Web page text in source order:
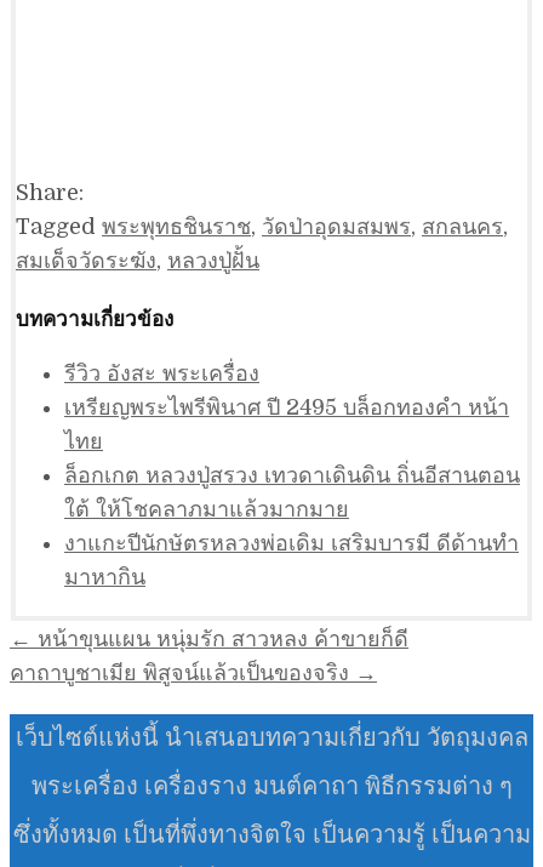
Share:
Tagged พระพุทธชินราช, วัดป่าอุดมสมพร, สกลนคร,
สมเด็จวัดระฆัง, หลวงปู่ฝั้น
บทความเกี่ยวข้อง
รีวิว อังสะ พระเครื่อง
เหรียญพระไพรีพินาศ ปี 2495 บล็อกทองคำ หน้า
ไทย
ล็อกเกต หลวงปู่สรวง เทวดาเดินดิน ถิ่นอีสานตอน
ใต้ ให้โชคลาภมาแล้วมากมาย
งาแกะปีนักษัตรหลวงพ่อเดิม เสริมบารมี ดีด้านทำ
มาหากิน
แนะแนว
เรื่อง
← หน้าขุนแผน หนุ่มรัก สาวหลง ค้าขายก็ดี
คาถาบูชาเมีย พิสูจน์แล้วเป็นของจริง →
เว็บไซต์แห่งนี้ นำเสนอบทความเกี่ยวกับ วัตถุมงคล
พระเครื่อง เครื่องราง มนต์คาถา พิธีกรรมต่าง ๆ
ซึ่งทั้งหมด เป็นที่พึ่งทางจิตใจ เป็นความรู้ เป็นความ